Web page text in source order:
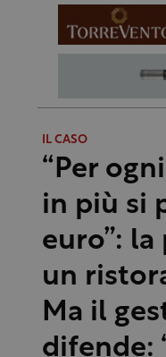
IL CASO
“Per
in più si
euro”:
un
Ma il
difende: